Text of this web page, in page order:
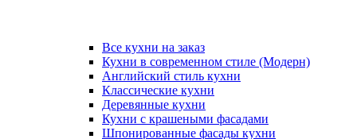
Все кухни на заказ
Кухни в современном стиле (Модерн)
Английский стиль кухни
Классические кухни
Деревянные кухни
Кухни с крашеными фасадами
Шпонированные фасады кухни